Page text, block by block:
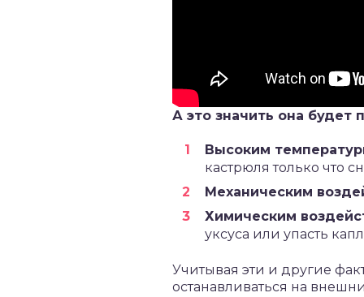
А это значить она будет
Высоким
кастрюля только что
Механическим
Химическим
уксуса или упасть
Учитывая эти и другие
останавливаться на